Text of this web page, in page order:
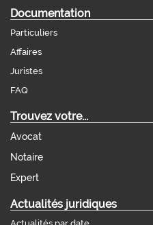
Documentation
Particuliers
Affaires
Juristes
FAQ
Trouvez votre...
Avocat
Notaire
Expert
Actualités juridiques